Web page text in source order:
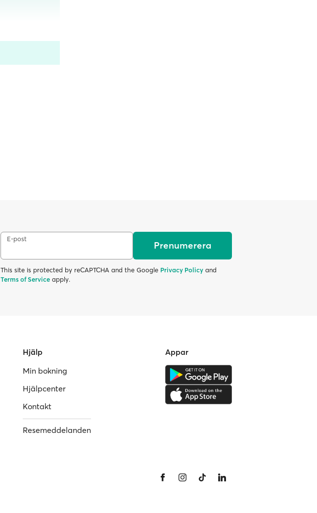
E-post
Prenumerera
This site is protected by reCAPTCHA and the Google Privacy Policy and
Terms of Service apply.
Hjälp
Min bokning
Hjälpcenter
Kontakt
Resemeddelanden
Appar